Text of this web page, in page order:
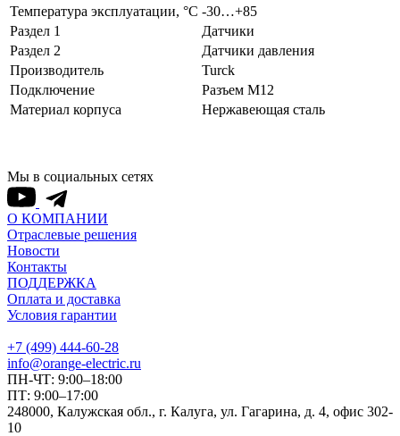
Температура эксплуатации, °С -30…+85
Раздел 1
Датчики
Раздел 2
Датчики давления
Производитель
Turck
Подключение
Разъем M12
Материал корпуса
Нержавеющая сталь
Мы в социальных сетях
О КОМПАНИИ
Отраслевые решения
Новости
Контакты
ПОДДЕРЖКА
Оплата и доставка
Условия гарантии
+7 (499) 444-60-28
info@orange-electric.ru
ПН-ЧТ: 9:00–18:00
ПТ: 9:00–17:00
248000, Калужская обл., г. Калуга, ул. Гагарина, д. 4, офис 302-
10